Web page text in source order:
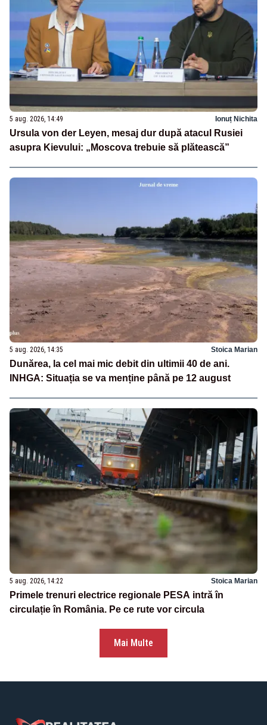
5 aug. 2026, 14:49 Ionuț Nichita
Ursula von der Leyen, mesaj dur după atacul Rusiei
asupra Kievului: „Moscova trebuie să plătească”
5 aug. 2026, 14:35 Stoica Marian
Dunărea, la cel mai mic debit din ultimii 40 de ani.
INHGA: Situația se va menține până pe 12 august
5 aug. 2026, 14:22 Stoica Marian
Primele trenuri electrice regionale PESA intră în
circulație în România. Pe ce rute vor circula
Mai Multe